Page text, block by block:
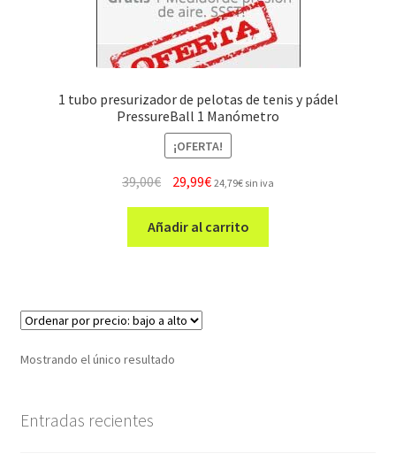
1 tubo presurizador de pelotas de tenis y pádel
PressureBall 1 Manómetro
¡OFERTA!
39,00€
El
precio
original
era:
29,99€El
precio
actual
es:
24,79€sin iva
Añadir al carrito
Mostrando el único resultado
Entradas recientes